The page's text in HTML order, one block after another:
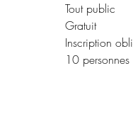
Tout public
Gratuit
Inscription
10 personnes